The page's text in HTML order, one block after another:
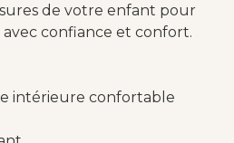
de votre enfant pour
confiance et confort.
intérieure confortable